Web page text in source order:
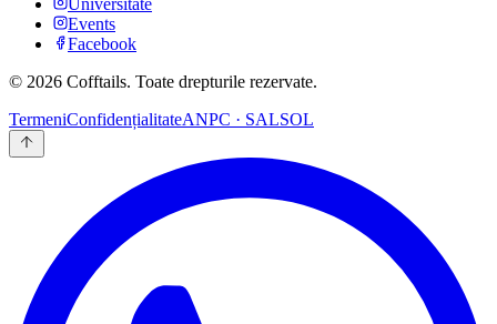
Universitate
Events
Facebook
© 2026 Cofftails. Toate drepturile rezervate.
TermeniConfidențialitateANPC · SALSOL